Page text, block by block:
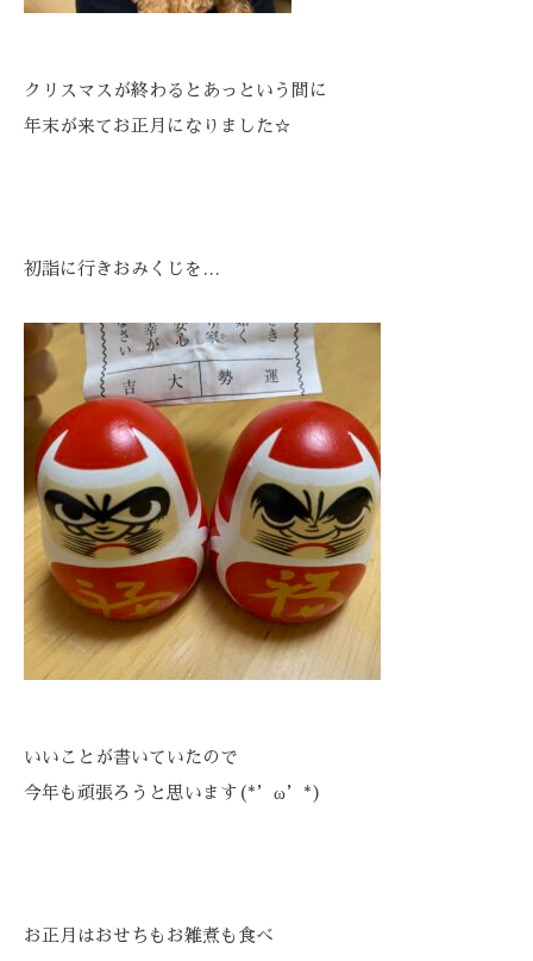
クリスマスが終わるとあっという間に
年末が来てお正月になりました☆
初詣に行きおみくじを…
いいことが書いていたので
今年も頑張ろうと思います(*’ω’*)
お正月はおせちもお雑煮も食べ